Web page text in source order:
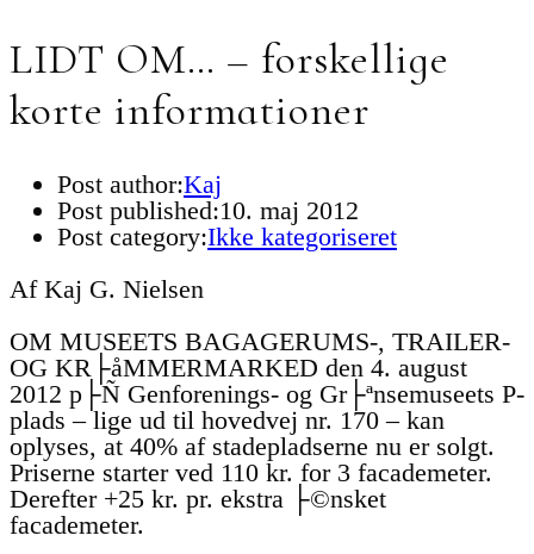
LIDT OM… – forskellige
korte informationer
Post author:Kaj
Post published:10. maj 2012
Post category:Ikke kategoriseret
Af Kaj G. Nielsen
OM MUSEETS BAGAGERUMS-, TRAILER-
OG KR├åMMERMARKED den 4. august
2012 p├Ñ Genforenings- og Gr├ªnsemuseets P-
plads – lige ud til hovedvej nr. 170 – kan
oplyses, at 40% af stadepladserne nu er solgt.
Priserne starter ved 110 kr. for 3 facademeter.
Derefter +25 kr. pr. ekstra ├©nsket
facademeter.